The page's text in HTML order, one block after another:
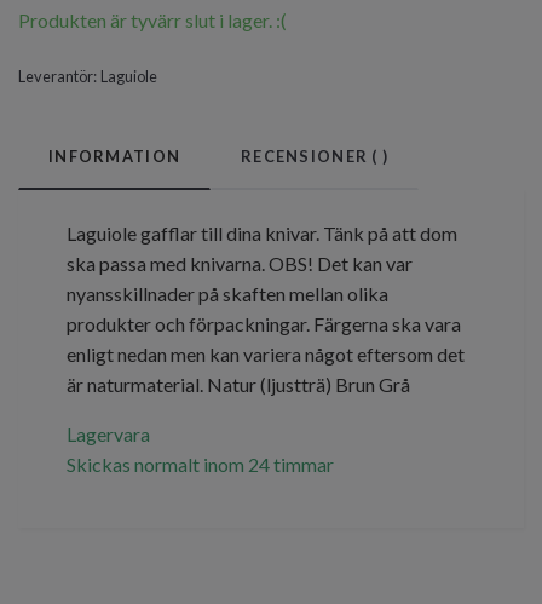
Produkten är tyvärr slut i lager. :(
Leverantör: Laguiole
INFORMATION RECENSIONER ( )
Laguiole gafflar till dina knivar. Tänk på att dom
ska passa med knivarna. OBS! Det kan var
nyansskillnader på skaften mellan olika
produkter och förpackningar. Färgerna ska vara
enligt nedan men kan variera något eftersom det
är naturmaterial. Natur (ljustträ) Brun Grå
Lagervara
Skickas normalt inom 24 timmar